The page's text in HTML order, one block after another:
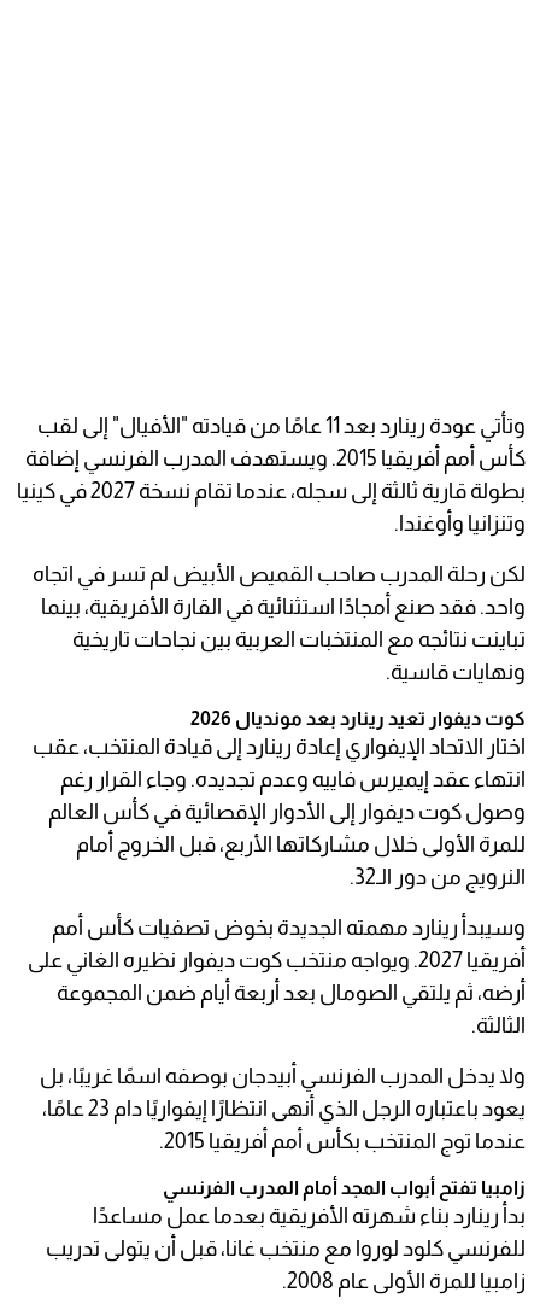
وتأتي عودة رينارد بعد 11 عامًا من قيادته "الأفيال" إلى لقب
كأس أمم أفريقيا 2015. ويستهدف المدرب الفرنسي إضافة
بطولة قارية ثالثة إلى سجله، عندما تقام نسخة 2027 في كينيا
وتنزانيا وأوغندا.
لكن رحلة المدرب صاحب القميص الأبيض لم تسر في اتجاه
واحد. فقد صنع أمجادًا استثنائية في القارة الأفريقية، بينما
تباينت نتائجه مع المنتخبات العربية بين نجاحات تاريخية
ونهايات قاسية.
كوت ديفوار تعيد رينارد بعد مونديال 2026
اختار الاتحاد الإيفواري إعادة رينارد إلى قيادة المنتخب، عقب
انتهاء عقد إيميرس فاييه وعدم تجديده. وجاء القرار رغم
وصول كوت ديفوار إلى الأدوار الإقصائية في كأس العالم
للمرة الأولى خلال مشاركاتها الأربع، قبل الخروج أمام
النرويج من دور الـ32.
وسيبدأ رينارد مهمته الجديدة بخوض تصفيات كأس أمم
أفريقيا 2027. ويواجه منتخب كوت ديفوار نظيره الغاني على
أرضه، ثم يلتقي الصومال بعد أربعة أيام ضمن المجموعة
الثالثة.
ولا يدخل المدرب الفرنسي أبيدجان بوصفه اسمًا غريبًا، بل
يعود باعتباره الرجل الذي أنهى انتظارًا إيفواريًا دام 23 عامًا،
عندما توج المنتخب بكأس أمم أفريقيا 2015.
زامبيا تفتح أبواب المجد أمام المدرب الفرنسي
بدأ رينارد بناء شهرته الأفريقية بعدما عمل مساعدًا
للفرنسي كلود لوروا مع منتخب غانا، قبل أن يتولى تدريب
زامبيا للمرة الأولى عام 2008.